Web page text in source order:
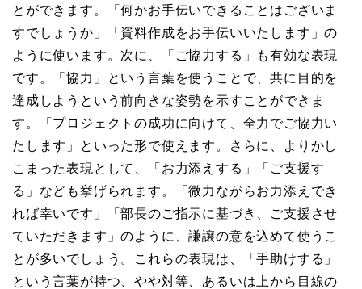
とができます。「何かお手伝いできることはございま
すでしょうか」「資料作成をお手伝いいたします」の
ように使います。次に、「ご協力する」も有効な表現
です。「協力」という言葉を使うことで、共に目的を
達成しようという前向きな姿勢を示すことができま
す。「プロジェクトの成功に向けて、全力でご協力い
たします」といった形で使えます。さらに、よりかし
こまった表現として、「お力添えする」「ご支援す
る」なども挙げられます。「微力ながらお力添えでき
れば幸いです」「部長のご指示に基づき、ご支援させ
ていただきます」のように、謙譲の意を込めて使うこ
とが多いでしょう。これらの表現は、「手助けする」
という言葉が持つ、やや対等、あるいは上から目線の